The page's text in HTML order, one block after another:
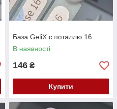
База GeliX с поталлю 16
В наявності
146 ₴
Купити